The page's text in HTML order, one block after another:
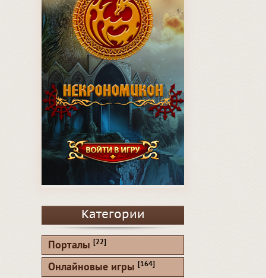
Категории
Порталы [22]
Онлайновые игры [164]